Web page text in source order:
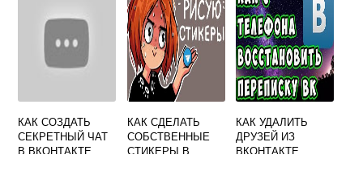
КАК СОЗДАТЬ
СЕКРЕТНЫЙ ЧАТ
В ВКОНТАКТЕ
КАК СДЕЛАТЬ
СОБСТВЕННЫЕ
СТИКЕРЫ В
КАК УДАЛИТЬ
ДРУЗЕЙ ИЗ
ВКОНТАКТЕ